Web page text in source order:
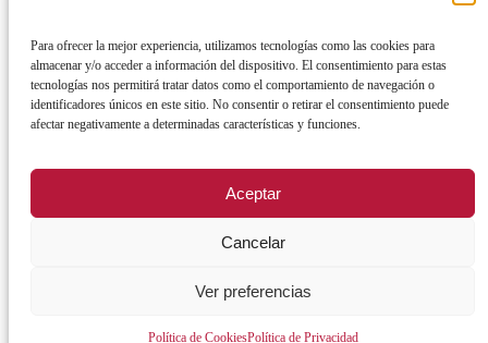
Para ofrecer la mejor experiencia, utilizamos tecnologías como las cookies para
almacenar y/o acceder a información del dispositivo. El consentimiento para estas
tecnologías nos permitirá tratar datos como el comportamiento de navegación o
identificadores únicos en este sitio. No consentir o retirar el consentimiento puede
afectar negativamente a determinadas características y funciones.
Aceptar
Cancelar
Ver preferencias
Política de CookiesPolítica de Privacidad
Identidad Corporativa
AVISO LEGAL
POLÍTICA DE SEGURIDAD